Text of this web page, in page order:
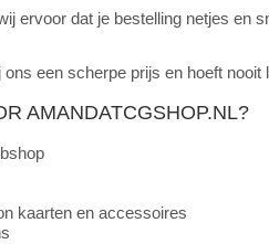
ervoor dat je bestelling netjes en
een scherpe prijs en hoeft nooit
AMANDATCGSHOP.NL?
kaarten en accessoires